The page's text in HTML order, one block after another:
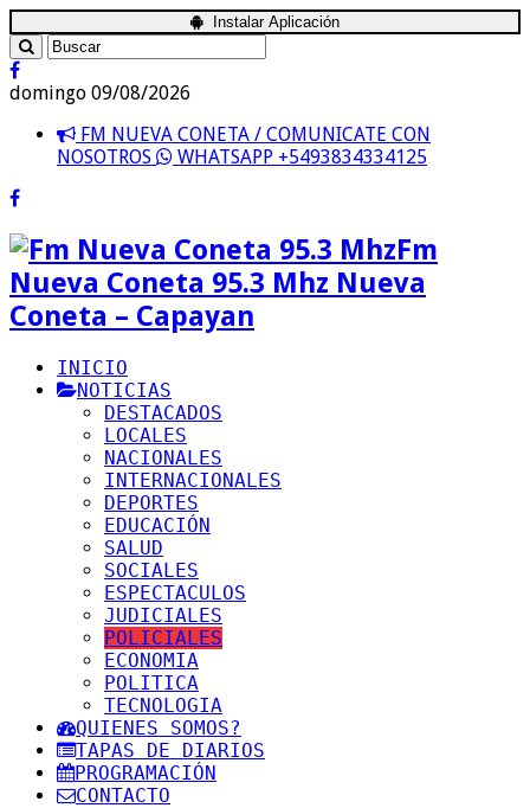
Instalar Aplicación
domingo 09/08/2026
FM NUEVA CONETA / COMUNICATE CON
NOSOTROS
WHATSAPP +5493834334125
Fm
Nueva Coneta 95.3 Mhz Nueva
Coneta – Capayan
INICIO
NOTICIAS
DESTACADOS
LOCALES
NACIONALES
INTERNACIONALES
DEPORTES
EDUCACIÓN
SALUD
SOCIALES
ESPECTACULOS
JUDICIALES
POLICIALES
ECONOMIA
POLITICA
TECNOLOGIA
QUIENES SOMOS?
TAPAS DE DIARIOS
PROGRAMACIÓN
CONTACTO